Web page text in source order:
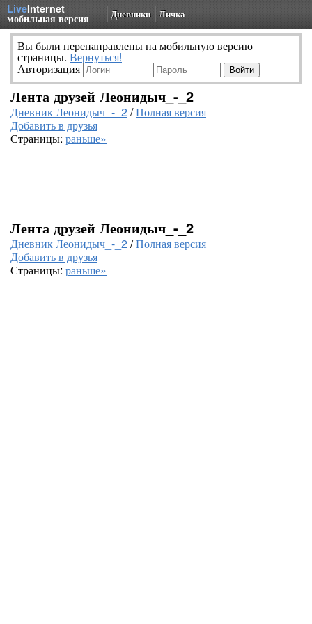
LiveInternet
мобильная версия Дневники Личка
Вы были перенаправлены на мобильную версию
страницы. Вернуться!
Авторизация
Лента друзей Леонидыч_-_2
Дневник Леонидыч_-_2/Полная версия
Добавить в друзья
Страницы: раньше»
Лента друзей Леонидыч_-_2
Дневник Леонидыч_-_2/Полная версия
Добавить в друзья
Страницы: раньше»